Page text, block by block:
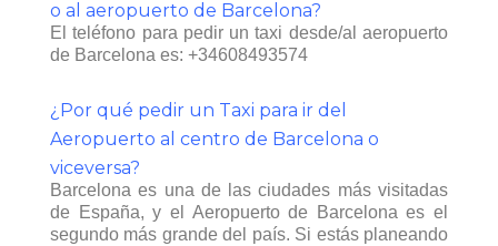
o al aeropuerto de Barcelona?
El teléfono para pedir un taxi desde/al aeropuerto
de Barcelona es: +34608493574
¿Por qué pedir un Taxi para ir del
Aeropuerto al centro de Barcelona o
viceversa?
Barcelona es una de las ciudades más visitadas
de España, y el Aeropuerto de Barcelona es el
segundo más grande del país. Si estás planeando